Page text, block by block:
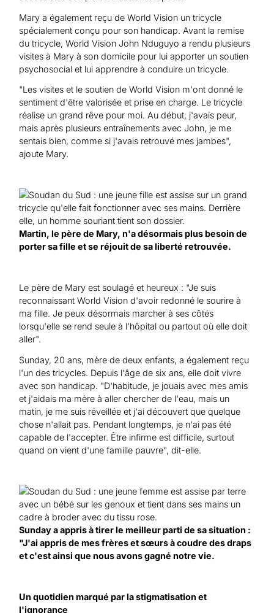
Mary a également reçu de World Vision un tricycle
spécialement conçu pour son handicap. Avant la remise
du tricycle, World Vision John Nduguyo a rendu plusieurs
visites à Mary à son domicile pour lui apporter un soutien
psychosocial et lui apprendre à conduire un tricycle.
"Les visites et le soutien de World Vision m'ont donné le
sentiment d'être valorisée et prise en charge. Le tricycle
réalise un grand rêve pour moi. Au début, j'avais peur,
mais après plusieurs entraînements avec John, je me
sentais bien, comme si j'avais retrouvé mes jambes",
ajoute Mary.
Martin, le père de Mary, n'a désormais plus besoin de
porter sa fille et se réjouit de sa liberté retrouvée.
Le père de Mary est soulagé et heureux : "Je suis
reconnaissant World Vision d'avoir redonné le sourire à
ma fille. Je peux désormais marcher à ses côtés
lorsqu'elle se rend seule à l'hôpital ou partout où elle doit
aller".
Sunday, 20 ans, mère de deux enfants, a également reçu
l'un des tricycles. Depuis l'âge de six ans, elle doit vivre
avec son handicap. "D'habitude, je jouais avec mes amis
et j'aidais ma mère à aller chercher de l'eau, mais un
matin, je me suis réveillée et j'ai découvert que quelque
chose n'allait pas. Pendant longtemps, je n'ai pas été
capable de l'accepter. Être infirme est difficile, surtout
quand on vient d'une famille pauvre", dit-elle.
Sunday a appris à tirer le meilleur parti de sa situation :
"J'ai appris de mes frères et sœurs à coudre des draps
et c'est ainsi que nous avons gagné notre vie.
Un quotidien marqué par la stigmatisation et
l'ignorance